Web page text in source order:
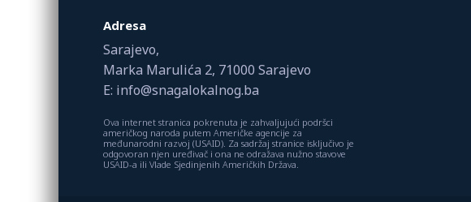
Adresa
Sarajevo,
Marka Marulića 2, 71000 Sarajevo
E: info@snagalokalnog.ba
Ova internet stranica pokrenuta je zahvaljujući podršci
američkog naroda putem Američke agencije za
međunarodni razvoj (USAID). Za sadržaj stranice isključivo je
odgovoran njen uređivač i ona ne odražava nužno stavove
USAID-a ili Vlade Sjedinjenih Američkih Država.